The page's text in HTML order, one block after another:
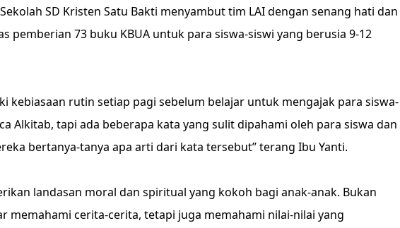
SD Kristen Satu Bakti menyambut tim LAI dengan senang hati dan
pemberian 73 buku KBUA untuk para siswa-siswi yang berusia 9-12
kebiasaan rutin setiap pagi sebelum belajar untuk mengajak para siswa-
Alkitab, tapi ada beberapa kata yang sulit dipahami oleh para siswa dan
bertanya-tanya apa arti dari kata tersebut’’ terang Ibu Yanti.
landasan moral dan spiritual yang kokoh bagi anak-anak. Bukan
memahami cerita-cerita, tetapi juga memahami nilai-nilai yang